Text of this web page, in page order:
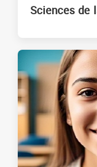
Sciences de